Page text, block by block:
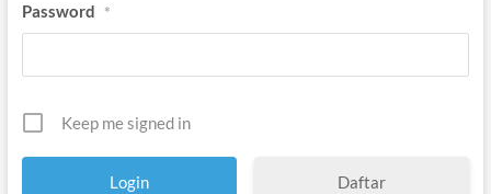
Password *
Keep me signed in
Daftar